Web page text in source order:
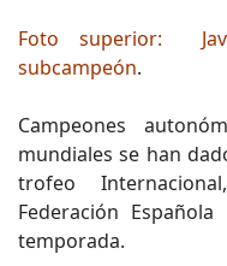
Foto superior:
subcampeón.
Campeones
mundiales se han
trofeo
Federación
temporada.